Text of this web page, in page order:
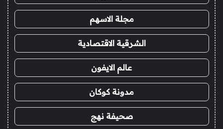
مجلة الاسهم
الشرقية الاقتصادية
عالم الايفون
مدونة كوكان
صحيفة نهج